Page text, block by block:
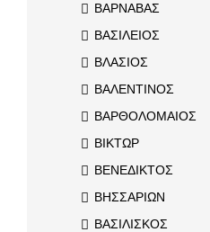
ΒΑΡΝΑΒΑΣ
ΒΑΣΙΛΕΙΟΣ
ΒΛΑΣΙΟΣ
ΒΑΛΕΝΤΙΝΟΣ
ΒΑΡΘΟΛΟΜΑΙΟΣ
ΒΙΚΤΩΡ
ΒΕΝΕΔΙΚΤΟΣ
ΒΗΣΣΑΡΙΩΝ
ΒΑΣΙΛΙΣΚΟΣ